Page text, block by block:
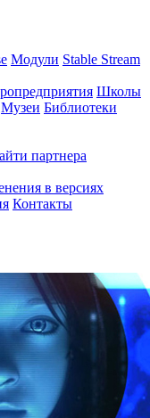
Модули Stable Stream
Школы
Музеи Библиотеки
партнера
в версиях
Контакты